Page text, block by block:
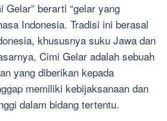
Gelar” berarti “gelar yang
Indonesia. Tradisi ini berasal
khususnya suku Jawa dan
Cimi Gelar adalah sebuah
yang diberikan kepada
memiliki kebijaksanaan dan
dalam bidang tertentu.